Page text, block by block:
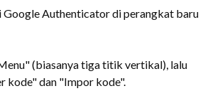
Google Authenticator di perangkat baru
(biasanya tiga titik vertikal), lalu
kode" dan "Impor kode".